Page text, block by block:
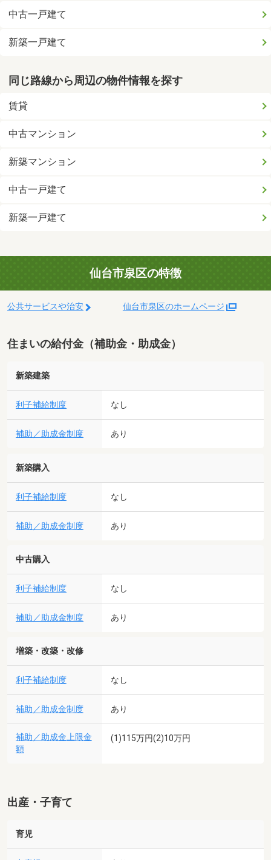
中古一戸建て
新築一戸建て
同じ路線から周辺の物件情報を探す
賃貸
中古マンション
新築マンション
中古一戸建て
新築一戸建て
仙台市泉区の特徴
公共サービスや治安 仙台市泉区のホームページ
住まいの給付金（補助金・助成金）
新築建築
利子補給制度 なし
補助／助成金制度 あり
新築購入
利子補給制度 なし
補助／助成金制度 あり
中古購入
利子補給制度 なし
補助／助成金制度 あり
増築・改築・改修
利子補給制度 なし
補助／助成金制度 あり
補助／助成金上限金
額
(1)115万円(2)10万円
出産・子育て
育児